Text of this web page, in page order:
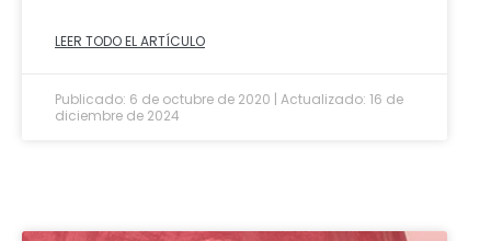
LEER TODO EL ARTÍCULO
Publicado: 6 de octubre de 2020 | Actualizado: 16 de
diciembre de 2024